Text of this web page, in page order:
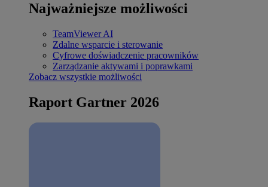
Najważniejsze możliwości
TeamViewer AI
Zdalne wsparcie i sterowanie
Cyfrowe doświadczenie pracowników
Zarządzanie aktywami i poprawkami
Zobacz wszystkie możliwości
Raport Gartner 2026